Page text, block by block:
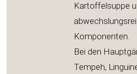
Kartoffelsuppe
Bei den
Tempeh,